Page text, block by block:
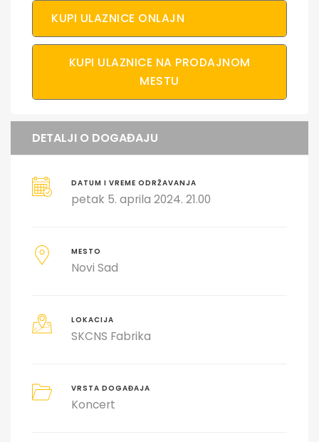
KUPI ULAZNICE ONLAJN
KUPI ULAZNICE NA PRODAJNOM
MESTU
DETALJI O DOGAĐAJU
DATUM I VREME ODRŽAVANJA
petak 5. aprila 2024. 21.00
MESTO
Novi Sad
LOKACIJA
SKCNS Fabrika
VRSTA DOGAĐAJA
Koncert